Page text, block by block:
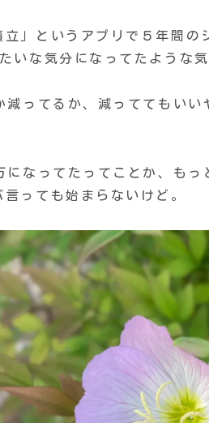
」というアプリで５年間の
いな気分になってたような気
ってるか、減っててもいい
になってたってことか、もっ
っても始まらないけど。